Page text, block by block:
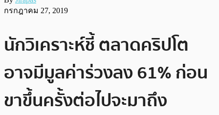
กรกฎาคม 27, 2019
นักวิเคราะห์ชี้ ตลาดคริปโต
อาจมีมูลค่าร่วงลง 61% ก่อน
ขาขึ้นครั้งต่อไปจะมาถึง